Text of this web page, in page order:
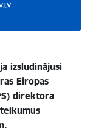
izsludinājusi
Eiropas
direktora